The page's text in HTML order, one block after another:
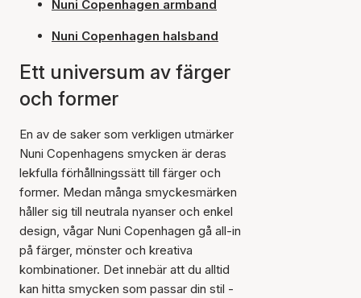
Nuni Copenhagen armband
Nuni Copenhagen halsband
Ett universum av färger
och former
En av de saker som verkligen utmärker
Nuni Copenhagens smycken är deras
lekfulla förhållningssätt till färger och
former. Medan många smyckesmärken
håller sig till neutrala nyanser och enkel
design, vågar Nuni Copenhagen gå all-in
på färger, mönster och kreativa
kombinationer. Det innebär att du alltid
kan hitta smycken som passar din stil -